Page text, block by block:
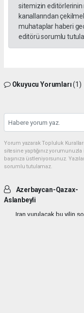
sitemizin
kanallarından
muhataplar haberi
editörü sorumlu
Okuyucu Yorumları(1)
Yorum yazarak Topluluk
sitesine yaptığınız
başınıza üstleniyorsunuz.
sorumlu tutulamaz.
Azerbaycan-Qazax-
Aslanbeyli
Iran vurulacak bu yilin